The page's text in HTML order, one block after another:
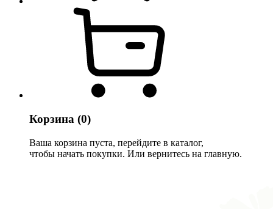
Корзина (0)
Ваша корзина пуста, перейдите в каталог,
чтобы начать покупки. Или вернитесь на главную.